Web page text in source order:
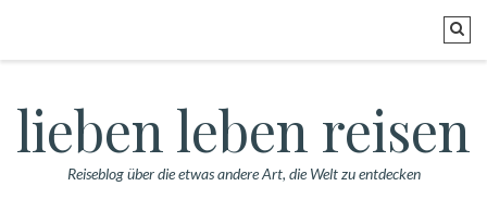
lieben leben reisen
Reiseblog über die etwas andere Art, die Welt zu entdecken